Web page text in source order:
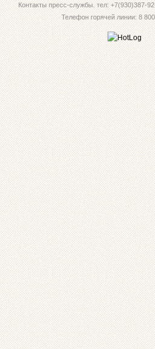
Контакты пресс-службы. тел: +7(930)387-
Телефон горячей линии: 8